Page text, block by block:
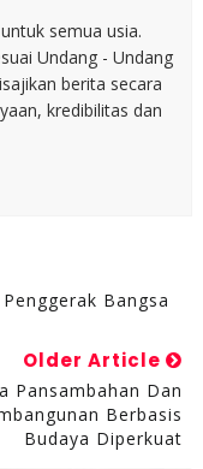
semua usia.
Undang - Undang
berita secara
kredibilitas dan
Bangsa
Older Article
Pansambahan Dan
Berbasis
Budaya Diperkuat